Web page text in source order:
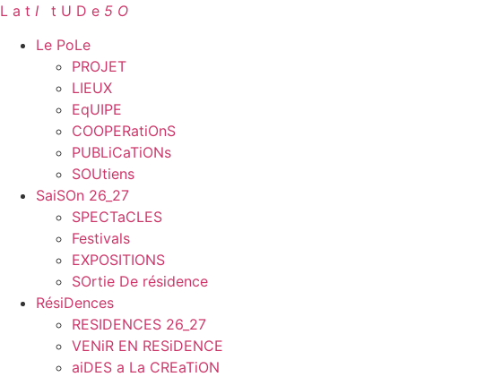
Aller
contenu
L a t I t U D e 5 O
Le PoLe
PROJET
LIEUX
EqUIPE
COOPERatiOnS
PUBLiCaTiONs
SOUtiens
SaiSOn 26_27
SPECTaCLES
Festivals
EXPOSITIONS
SOrtie De résidence
RésiDences
RESIDENCES 26_27
VENiR EN RESiDENCE
aiDES a La CREaTiON